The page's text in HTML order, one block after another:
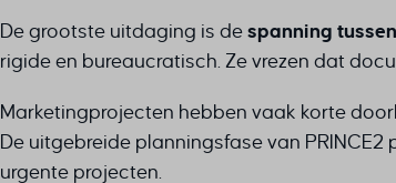
De grootste uitdaging is de spanning
rigide en bureaucratisch. Ze vrezen dat
Marketingprojecten hebben vaak korte
De uitgebreide planningsfase van
urgente projecten.